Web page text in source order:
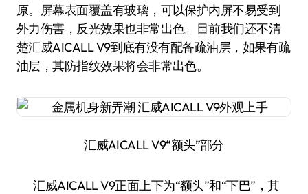
原。屏幕表面覆盖有玻璃，可以保护内屏不易受到
外力伤害，反光效果也非常出色。目前我们还不清
楚汇威AICALL V9到底有没有配备疏油层，如果有疏
油层，其防指纹效果将会非常出色。
汇威AICALL V9“额头”部分
汇威AICALL V9正面上下为“额头”和“下巴”，其